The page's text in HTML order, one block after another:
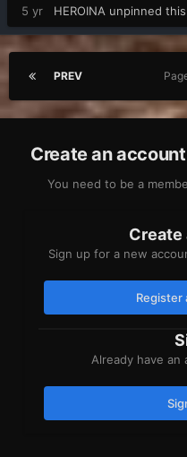
5 yr HEROINA unpinned
PREV
Create an
You need to be a
Create
Sign up for a new
Register
Already have an